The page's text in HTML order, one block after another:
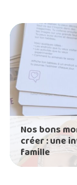
Nos bons
créer : une
famille